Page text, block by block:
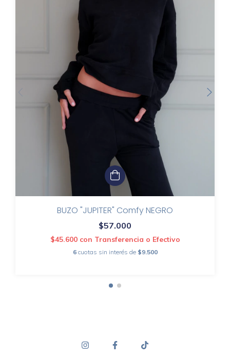
BUZO "JUPITER" Comfy NEGRO
$57.000
$45.600 con Transferencia o Efectivo
6 cuotas sin interés de $9.500